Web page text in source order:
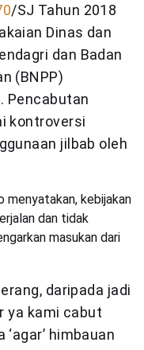
/SJ Tahun 2018
Dinas dan
dan Badan
(BNPP)
Pencabutan
kontroversi
jilbab oleh
menyatakan, kebijakan
dan tidak
masukan dari
daripada jadi
ya kami cabut
himbauan